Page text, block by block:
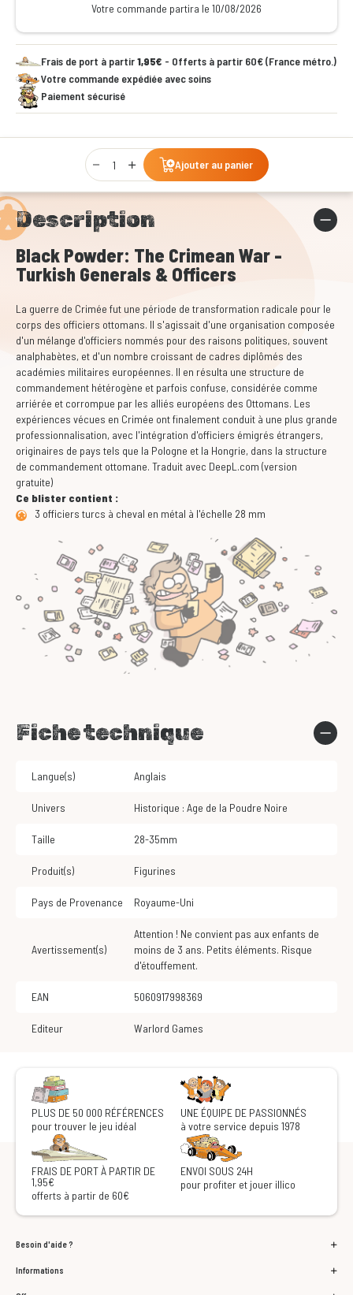
Votre commande partira le 10/08/2026
Frais de port à partir1,95€ - Offerts à partir 60€ (France métro.)
Votre commande expédiée avec soins
Paiement sécurisé
Qty
Ajouter au panier
Description
Black Powder: The Crimean War -
Turkish Generals & Officers
La guerre de Crimée fut une période de transformation radicale pour le
corps des officiers ottomans. Il s'agissait d'une organisation composée
d'un mélange d'officiers nommés pour des raisons politiques, souvent
analphabètes, et d'un nombre croissant de cadres diplômés des
académies militaires européennes. Il en résulta une structure de
commandement hétérogène et parfois confuse, considérée comme
arriérée et corrompue par les alliés européens des Ottomans. Les
expériences vécues en Crimée ont finalement conduit à une plus grande
professionnalisation, avec l'intégration d'officiers émigrés étrangers,
originaires de pays tels que la Pologne et la Hongrie, dans la structure
de commandement ottomane. Traduit avec DeepL.com (version
gratuite)
Ce blister contient :
3 officiers turcs à cheval en métal à l'échelle 28 mm
Fiche technique
Langue(s) Anglais
Univers Historique : Age de la Poudre Noire
Taille 28-35mm
Produit(s) Figurines
Pays de Provenance Royaume-Uni
Avertissement(s)
Attention ! Ne convient pas aux enfants de
moins de 3 ans. Petits éléments. Risque
d'étouffement.
EAN 5060917998369
Editeur Warlord Games
PLUS DE 50 000 RÉFÉRENCES
pour trouver le jeu idéal
UNE ÉQUIPE DE PASSIONNÉS
à votre service depuis 1978
FRAIS DE PORT À PARTIR DE
1,95€
offerts à partir de 60€
ENVOI SOUS 24H
pour profiter et jouer illico
Besoin d'aide ?
Informations